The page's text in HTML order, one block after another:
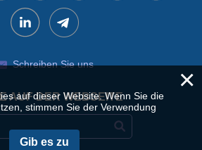
Schreiben Sie uns
AUF DER WEBSEITE
×
auf dieser Website. Wenn Sie die
stimmen Sie der Verwendung
Gib es zu